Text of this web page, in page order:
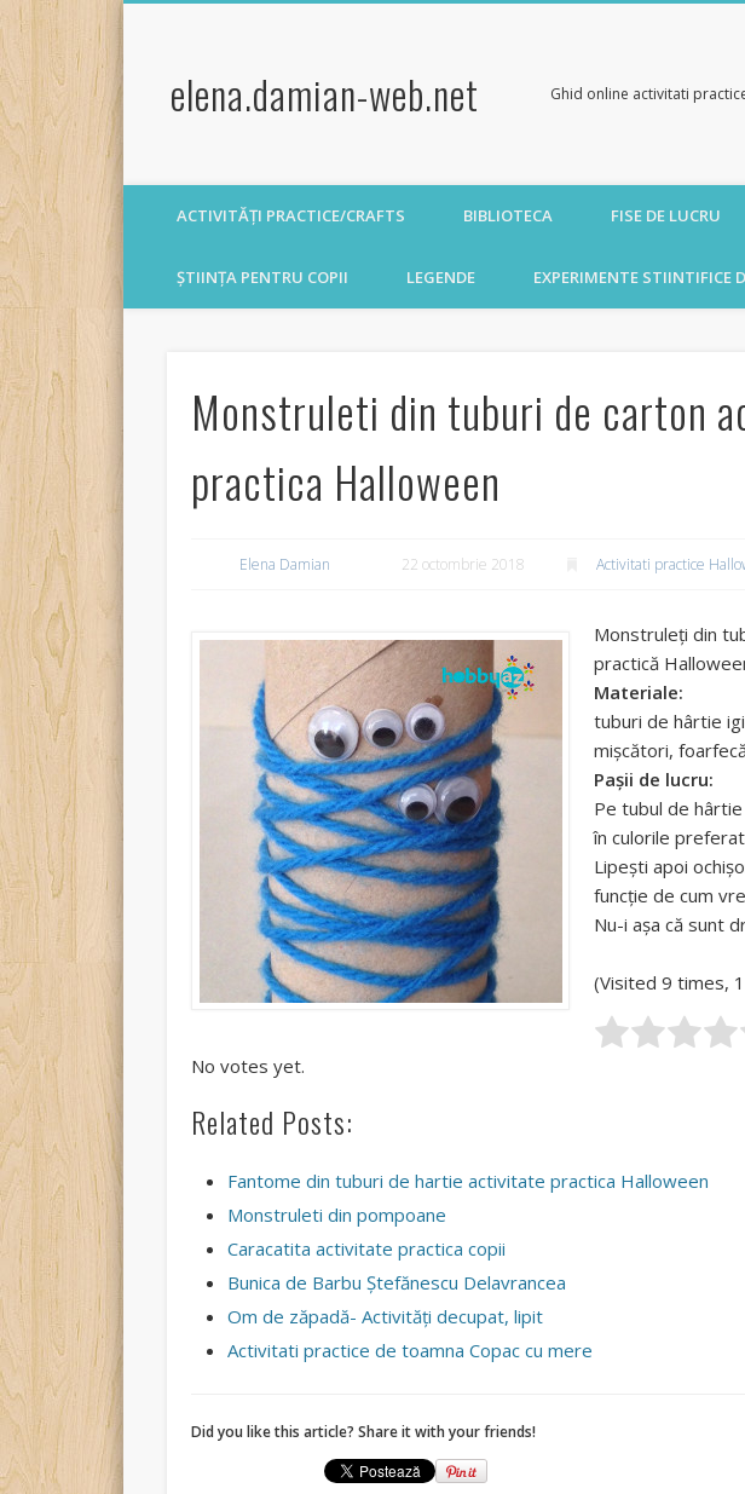
elena.damian-web.net Ghid online activitati
ACTIVITĂȚI PRACTICE/CRAFTS BIBLIOTECA FISE DE LUCRU
ȘTIINȚA PENTRU COPII LEGENDE EXPERIMENTE STIINTIFICE
Monstruleti din tuburi de carton
practica Halloween
Elena Damian 22 octombrie 2018 Activitati practice
Monstruleți din
practică
Materiale:
tuburi de hârtie
mișcători,
Pașii de lucru:
Pe tubul de
în culorile
Lipești apoi
funcție de cum
Nu-i așa că sunt
(Visited 9 times,
No votes yet.
Related Posts:
Fantome din tuburi de hartie activitate practica Halloween
Monstruleti din pompoane
Caracatita activitate practica copii
Bunica de Barbu Ştefănescu Delavrancea
Om de zăpadă- Activităţi decupat, lipit
Activitati practice de toamna Copac cu mere
Did you like this article? Share it with your friends!